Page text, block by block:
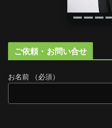
ご依頼・お問い合せ
お名前 （必須）